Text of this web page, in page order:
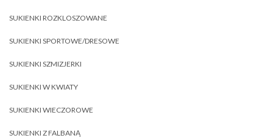
SUKIENKI ROZKLOSZOWANE
SUKIENKI SPORTOWE/DRESOWE
SUKIENKI SZMIZJERKI
SUKIENKI W KWIATY
SUKIENKI WIECZOROWE
SUKIENKI Z FALBANĄ